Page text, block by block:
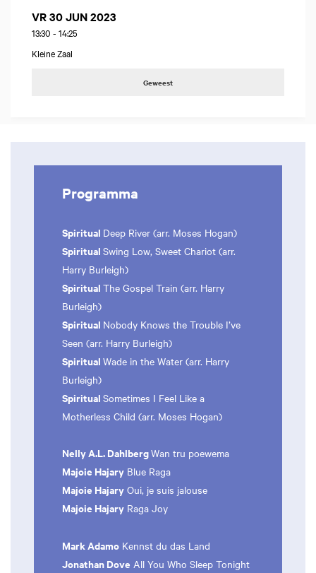
VR 30 JUN 2023
13:30 - 14:25
Kleine Zaal
Geweest
Programma
Spiritual Deep River (arr. Moses Hogan)
Spiritual Swing Low, Sweet Chariot (arr.
Harry Burleigh)
Spiritual The Gospel Train (arr. Harry
Burleigh)
Spiritual Nobody Knows the Trouble I’ve
Seen (arr. Harry Burleigh)
Spiritual Wade in the Water (arr. Harry
Burleigh)
Spiritual Sometimes I Feel Like a
Motherless Child (arr. Moses Hogan)
Nelly A.L. DahlbergWan tru poewema
Majoie Hajary Blue Raga
Majoie Hajary Oui, je suis jalouse
Majoie Hajary Raga Joy
Mark Adamo Kennst du das Land
Jonathan Dove All You Who Sleep Tonight